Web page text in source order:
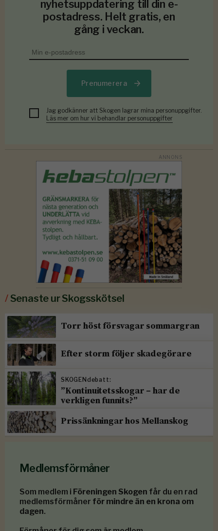
nyhetsuppdatering till din e-
postadress. Helt gratis, en
gång i veckan.
Prenumerera
Jag godkänner att Skogen lagrar mina personuppgifter.
Läs mer om hur vi behandlar personuppgifter
/Senaste ur Skogsskötsel
Torr höst försvagar sommargran
Efter storm följer skadegörare
SKOGENdebatt:
”Kontinuitetsskogar – har de
verkligen funnits?”
Prissänkningar hos Mellanskog
Medlemsförmåner
Som medlem i Föreningen Skogen får du en rad
medlemsförmåner för mindre än en krona om
dagen.